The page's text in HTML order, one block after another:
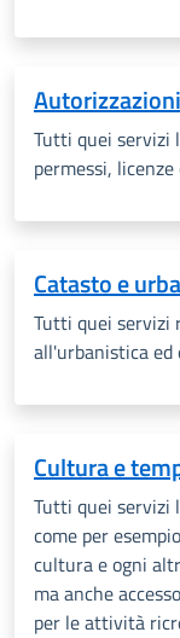
Autorizzazioni
Tutti quei servizi
permessi,
Catasto e
Tutti quei servizi
all'urbanistica ed
Cultura e
Tutti quei servizi
come per
cultura e ogni
ma anche
per le attività